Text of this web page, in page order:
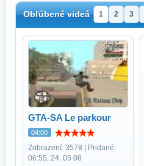
Obľúbené videá 1 2 3
GTA-SA Le parkour
04:00
Zobrazení: 3578 | Pridané:
06:55, 24. 05 08